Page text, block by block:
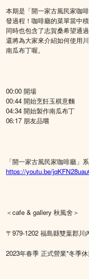
本期是「開一家古風民家咖
發過程！咖啡廳的菜單當中
同時也包含了志賀桑希望通
還將為大家來介紹如何使用
南瓜布丁喔。
00:00 開場
00:44 開始烹飪玉棋意麵
04:34 開始製作南瓜布丁
06:17 朋友品嚐
「開一家古風民家咖啡廳」
https://youtu.be/
＜cafe & gallery 秋風舍＞
〒979-1202 福島縣雙葉郡川
2023年春季 正式營業*冬季